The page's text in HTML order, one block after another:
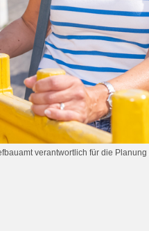
verantwortlich für die